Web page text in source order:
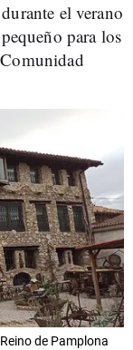
el verano
para los
de Pamplona